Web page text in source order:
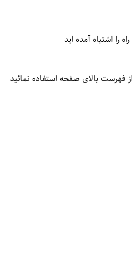
را اشتباه آمده اید
فهرست بالای صفحه استفاده نمائید